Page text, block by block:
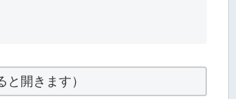
と開きます）